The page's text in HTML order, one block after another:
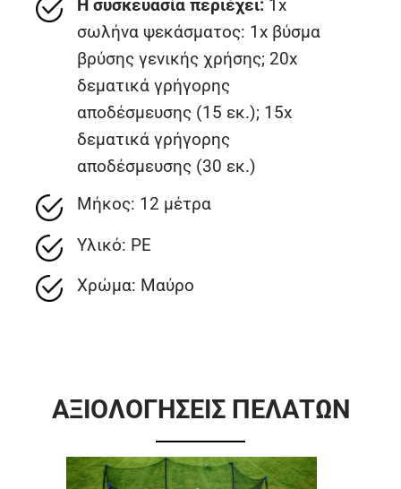
Η συσκευασία περιέχει: 1x
σωλήνα ψεκάσματος: 1x βύσμα
βρύσης γενικής χρήσης; 20x
δεματικά γρήγορης
αποδέσμευσης (15 εκ.); 15x
δεματικά γρήγορης
αποδέσμευσης (30 εκ.)
Μήκος: 12 μέτρα
Υλικό: PE
Χρώμα: Μαύρο
ΑΞΙΟΛΟΓΗΣΕΙΣ ΠΕΛΑΤΩΝ